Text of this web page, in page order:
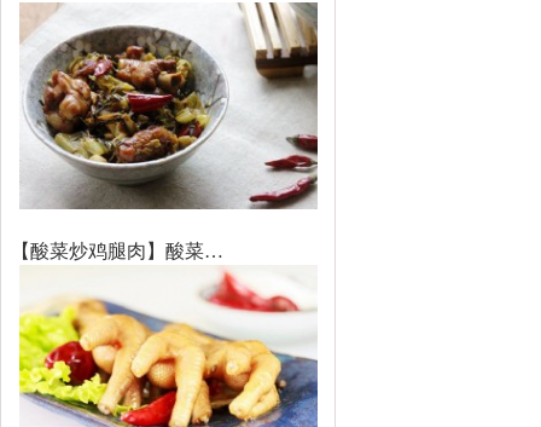
【酸菜炒鸡腿肉】酸菜…